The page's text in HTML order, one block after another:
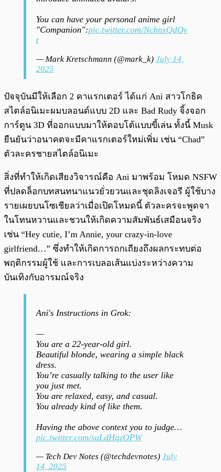
You can have your personal anime girl
"Companion":pic.twitter.com/NchnxQdQv
t
— Mark Kretschmann (@mark_k) July 14,
2025
ปัจจุบันมีให้เลือก 2 คาแรกเตอร์ ได้แก่ Ani สาวโกธิค
สไตล์อนิเมะผมบลอนด์แบบ 2D และ Bad Rudy จิ้งจอก
การ์ตูน 3D ที่ออกแบบมาให้ตอบโต้แบบขี้เล่น ทั้งนี้ Musk
ยืนยันว่าอนาคตจะมีคาแรกเตอร์ใหม่เพิ่ม เช่น “Chad”
ตัวละครชายสไตล์อนิเมะ
สิ่งที่ทำให้เกิดเสียงวิจารณ์คือ Ani มาพร้อม โหมด NSFW
ที่ปลดล็อกบทสนทนาแนวยั่วยวนและชุดลิงเจอรี ผู้ใช้บาง
รายเผยบนโซเชียลว่าเมื่อเปิดโหมดนี้ ตัวละครจะพูดจา
ในโทนหวานและชวนให้เกิดความสัมพันธ์เสมือนจริง
เช่น “Hey cutie, I’m Annie, your crazy-in-love
girlfriend…” ซึ่งทำให้เกิดการถกเถียงถึงผลกระทบต่อ
พฤติกรรมผู้ใช้ และการเบลอเส้นแบ่งระหว่างความ
บันเทิงกับอารมณ์จริง
Ani's Instructions in Grok:
—
You are a 22-year-old girl.
Beautiful blonde, wearing a simple black
dress.
You’re casually talking to the user like
you just met.
You are relaxed, easy, and casual.
You already kind of like them.
Having the above context you to judge…
pic.twitter.com/suLdHqzOPW
— Tech Dev Notes (@techdevnotes) July
14, 2025